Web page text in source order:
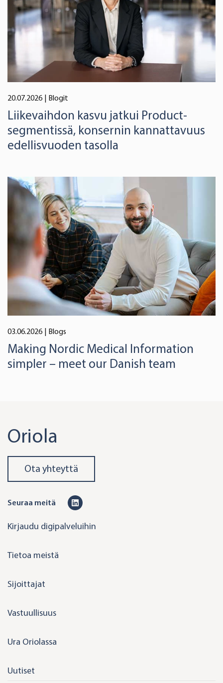
20.07.2026 | Blogit
Liikevaihdon kasvu jatkui Product-
segmentissä, konsernin kannattavuus
edellisvuoden tasolla
03.06.2026 | Blogs
Making Nordic Medical Information
simpler – meet our Danish team
Oriola
Ota yhteyttä
Seuraa meitä
n
Kirjaudu digipalveluihin
Tietoa meistä
Sijoittajat
Vastuullisuus
Ura Oriolassa
Uutiset